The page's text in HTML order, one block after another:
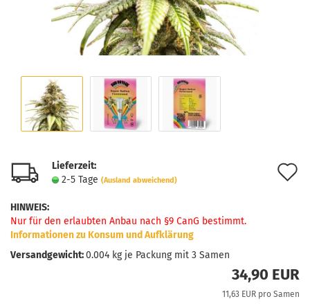
Lieferzeit:
2-5 Tage (Ausland abweichend)
HINWEIS:
Nur für den erlaubten Anbau nach §9 CanG bestimmt.
Informationen zu Konsum und Aufklärung
Versandgewicht:0.004 kg je Packung mit 3 Samen
34,90 EUR
11,63 EUR pro Samen